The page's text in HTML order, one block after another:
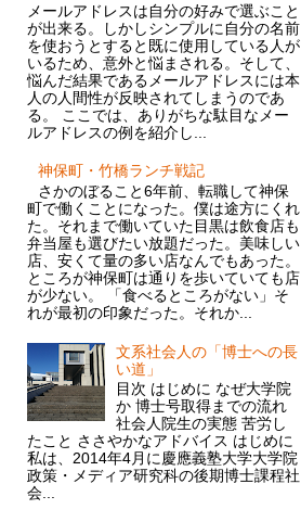
メールアドレスは自分の好みで選ぶこと
が出来る。しかしシンプルに自分の名前
を使おうとすると既に使用している人が
いるため、意外と悩まされる。そして、
悩んだ結果であるメールアドレスには本
人の人間性が反映されてしまうのであ
る。 ここでは、ありがちな駄目なメー
ルアドレスの例を紹介し...
神保町・竹橋ランチ戦記
さかのぼること6年前、転職して神保
町で働くことになった。僕は途方にくれ
た。それまで働いていた目黒は飲食店も
弁当屋も選びたい放題だった。美味しい
店、安くて量の多い店なんでもあった。
ところが神保町は通りを歩いていても店
が少ない。 「食べるところがない」そ
れが最初の印象だった。それか...
文系社会人の「博士への長
い道」
目次 はじめに なぜ大学院
か 博士号取得までの流れ
社会人院生の実態 苦労し
たこと ささやかなアドバイス はじめに
私は、2014年4月に慶應義塾大学大学院
政策・メディア研究科の後期博士課程社
会...